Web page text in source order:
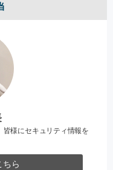
皆様にセキュリティ情報を
ちら